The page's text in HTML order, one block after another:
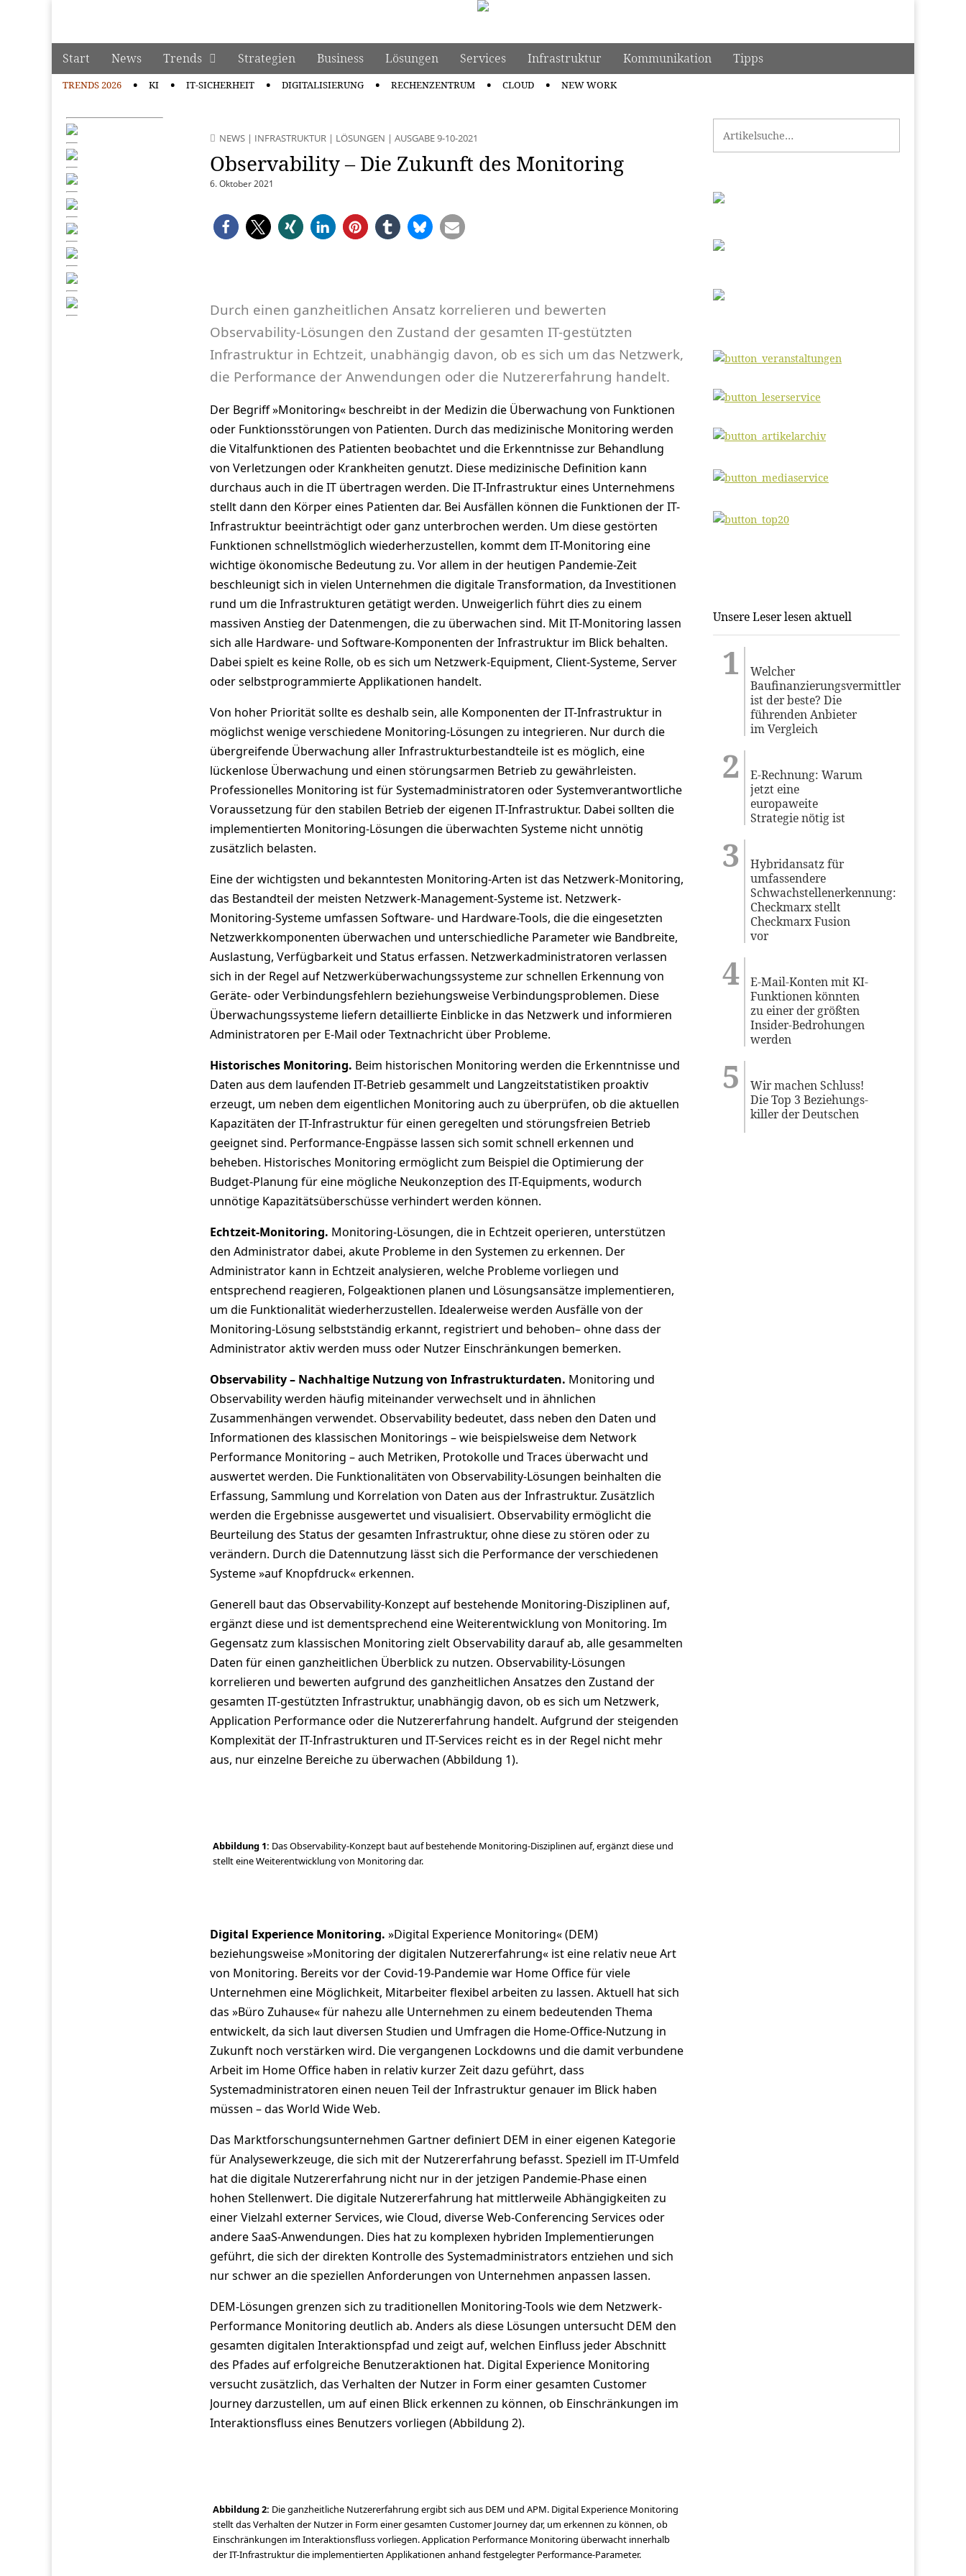
manage it
Main menu
Skip to content
Start News Trends Strategien Business Lösungen Services Infrastruktur Kommunikation Tipps
TRENDS 2026 KI IT-SICHERHEIT DIGITALISIERUNG RECHENZENTRUM CLOUD NEW WORK
NEWS| INFRASTRUKTUR| LÖSUNGEN | AUSGABE 9-10-2021
Observability – Die Zukunft des Monitoring
6. Oktober 2021
Durch einen ganzheitlichen Ansatz korrelieren und bewerten
Observability-Lösungen den Zustand der gesamten IT-gestützten
Infrastruktur in Echtzeit, unabhängig davon, ob es sich um das Netzwerk,
die Performance der Anwendungen oder die Nutzererfahrung handelt.
Der Begriff »Monitoring« beschreibt in der Medizin die Überwachung von Funktionen
oder Funktionsstörungen von Patienten. Durch das medizinische Monitoring werden
die Vitalfunktionen des Patienten beobachtet und die Erkenntnisse zur Behandlung
von Verletzungen oder Krankheiten genutzt. Diese medizinische Definition kann
durchaus auch in die IT übertragen werden. Die IT-Infrastruktur eines Unternehmens
stellt dann den Körper eines Patienten dar. Bei Ausfällen können die Funktionen der IT-
Infrastruktur beeinträchtigt oder ganz unterbrochen werden. Um diese gestörten
Funktionen schnellstmöglich wiederherzustellen, kommt dem IT-Monitoring eine
wichtige ökonomische Bedeutung zu. Vor allem in der heutigen Pandemie-Zeit
beschleunigt sich in vielen Unternehmen die digitale Transformation, da Investitionen
rund um die Infrastrukturen getätigt werden. Unweigerlich führt dies zu einem
massiven Anstieg der Datenmengen, die zu überwachen sind. Mit IT-Monitoring lassen
sich alle Hardware- und Software-Komponenten der Infrastruktur im Blick behalten.
Dabei spielt es keine Rolle, ob es sich um Netzwerk-Equipment, Client-Systeme, Server
oder selbstprogrammierte Applikationen handelt.
Von hoher Priorität sollte es deshalb sein, alle Komponenten der IT-Infrastruktur in
möglichst wenige verschiedene Monitoring-Lösungen zu integrieren. Nur durch die
übergreifende Überwachung aller Infrastrukturbestandteile ist es möglich, eine
lückenlose Überwachung und einen störungsarmen Betrieb zu gewährleisten.
Professionelles Monitoring ist für Systemadministratoren oder Systemverantwortliche
Voraussetzung für den stabilen Betrieb der eigenen IT-Infrastruktur. Dabei sollten die
implementierten Monitoring-Lösungen die überwachten Systeme nicht unnötig
zusätzlich belasten.
Eine der wichtigsten und bekanntesten Monitoring-Arten ist das Netzwerk-Monitoring,
das Bestandteil der meisten Netzwerk-Management-Systeme ist. Netzwerk-
Monitoring-Systeme umfassen Software- und Hardware-Tools, die die eingesetzten
Netzwerkkomponenten überwachen und unterschiedliche Parameter wie Bandbreite,
Auslastung, Verfügbarkeit und Status erfassen. Netzwerkadministratoren verlassen
sich in der Regel auf Netzwerküberwachungssysteme zur schnellen Erkennung von
Geräte- oder Verbindungsfehlern beziehungsweise Verbindungsproblemen. Diese
Überwachungssysteme liefern detaillierte Einblicke in das Netzwerk und informieren
Administratoren per E-Mail oder Textnachricht über Probleme.
Historisches Monitoring. Beim historischen Monitoring werden die Erkenntnisse und
Daten aus dem laufenden IT-Betrieb gesammelt und Langzeitstatistiken proaktiv
erzeugt, um neben dem eigentlichen Monitoring auch zu überprüfen, ob die aktuellen
Kapazitäten der IT-Infrastruktur für einen geregelten und störungsfreien Betrieb
geeignet sind. Performance-Engpässe lassen sich somit schnell erkennen und
beheben. Historisches Monitoring ermöglicht zum Beispiel die Optimierung der
Budget-Planung für eine mögliche Neukonzeption des IT-Equipments, wodurch
unnötige Kapazitätsüberschüsse verhindert werden können.
Echtzeit-Monitoring. Monitoring-Lösungen, die in Echtzeit operieren, unterstützen
den Administrator dabei, akute Probleme in den Systemen zu erkennen. Der
Administrator kann in Echtzeit analysieren, welche Probleme vorliegen und
entsprechend reagieren, Folgeaktionen planen und Lösungsansätze implementieren,
um die Funktionalität wiederherzustellen. Idealerweise werden Ausfälle von der
Monitoring-Lösung selbstständig erkannt, registriert und behoben– ohne dass der
Administrator aktiv werden muss oder Nutzer Einschränkungen bemerken.
Observability – Nachhaltige Nutzung von Infrastrukturdaten. Monitoring und
Observability werden häufig miteinander verwechselt und in ähnlichen
Zusammenhängen verwendet. Observability bedeutet, dass neben den Daten und
Informationen des klassischen Monitorings – wie beispielsweise dem Network
Performance Monitoring – auch Metriken, Protokolle und Traces überwacht und
auswertet werden. Die Funktionalitäten von Observability-Lösungen beinhalten die
Erfassung, Sammlung und Korrelation von Daten aus der Infrastruktur. Zusätzlich
werden die Ergebnisse ausgewertet und visualisiert. Observability ermöglicht die
Beurteilung des Status der gesamten Infrastruktur, ohne diese zu stören oder zu
verändern. Durch die Datennutzung lässt sich die Performance der verschiedenen
Systeme »auf Knopfdruck« erkennen.
Generell baut das Observability-Konzept auf bestehende Monitoring-Disziplinen auf,
ergänzt diese und ist dementsprechend eine Weiterentwicklung von Monitoring. Im
Gegensatz zum klassischen Monitoring zielt Observability darauf ab, alle gesammelten
Daten für einen ganzheitlichen Überblick zu nutzen. Observability-Lösungen
korrelieren und bewerten aufgrund des ganzheitlichen Ansatzes den Zustand der
gesamten IT-gestützten Infrastruktur, unabhängig davon, ob es sich um Netzwerk,
Application Performance oder die Nutzererfahrung handelt. Aufgrund der steigenden
Komplexität der IT-Infrastrukturen und IT-Services reicht es in der Regel nicht mehr
aus, nur einzelne Bereiche zu überwachen (Abbildung 1).
Abbildung 1: Das Observability-Konzept baut auf bestehende Monitoring-Disziplinen auf, ergänzt diese und
stellt eine Weiter­entwicklung von Monitoring dar.
Digital Experience Monitoring. »Digital Experience Monitoring« (DEM)
beziehungsweise »Monitoring der digitalen Nutzererfahrung« ist eine relativ neue Art
von Monitoring. Bereits vor der Covid-19-Pandemie war Home Office für viele
Unternehmen eine Möglichkeit, Mitarbeiter flexibel arbeiten zu lassen. Aktuell hat sich
das »Büro Zuhause« für nahezu alle Unternehmen zu einem bedeutenden Thema
entwickelt, da sich laut diversen Studien und Umfragen die Home-Office-Nutzung in
Zukunft noch verstärken wird. Die vergangenen Lockdowns und die damit verbundene
Arbeit im Home Office haben in relativ kurzer Zeit dazu geführt, dass
Systemadministratoren einen neuen Teil der Infrastruktur genauer im Blick haben
müssen – das World Wide Web.
Das Marktforschungsunternehmen Gartner definiert DEM in einer eigenen Kategorie
für Analysewerkzeuge, die sich mit der Nutzererfahrung befasst. Speziell im IT-Umfeld
hat die digitale Nutzererfahrung nicht nur in der jetzigen Pandemie-Phase einen
hohen Stellenwert. Die digitale Nutzererfahrung hat mittlerweile Abhängigkeiten zu
einer Vielzahl externer Services, wie Cloud, diverse Web-Conferencing Services oder
andere SaaS-Anwendungen. Dies hat zu komplexen hybriden Implementierungen
geführt, die sich der direkten Kontrolle des Systemadministrators entziehen und sich
nur schwer an die speziellen Anforderungen von Unternehmen anpassen lassen.
DEM-Lösungen grenzen sich zu traditionellen Monitoring-Tools wie dem Netzwerk-
Performance Monitoring deutlich ab. Anders als diese Lösungen untersucht DEM den
gesamten digitalen Interaktionspfad und zeigt auf, welchen Einfluss jeder Abschnitt
des Pfades auf erfolgreiche Benutzeraktionen hat. Digital Experience Monitoring
versucht zusätzlich, das Verhalten der Nutzer in Form einer gesamten Customer
Journey darzustellen, um auf einen Blick erkennen zu können, ob Einschränkungen im
Interaktionsfluss eines Benutzers vorliegen (Abbildung 2).
Abbildung 2: Die ganzheitliche Nutzererfahrung ergibt sich aus DEM und APM. Digital Experience Monitoring
stellt das Verhalten der Nutzer in Form einer gesamten Customer Journey dar, um erkennen zu können, ob
Einschränkungen im Interaktionsfluss vorliegen. Application Performance Monitoring überwacht innerhalb
der IT-Infrastruktur die implementierten Applikationen anhand festgelegter Performance-Parameter.
Unsere Leser lesen aktuell
Welcher
Baufinanzierungsvermittler
ist der beste? Die
führenden Anbieter
im Vergleich
E-Rechnung: Warum
jetzt eine
europaweite
Strategie nötig ist
Hybridansatz für
umfassendere
Schwachstellenerkennung:
Checkmarx stellt
Checkmarx Fusion
vor
E-Mail-Konten mit KI-
Funktionen könnten
zu einer der größten
Insider-Bedrohungen
werden
Wir machen Schluss!
Die Top 3 Beziehungs-
killer der Deutschen